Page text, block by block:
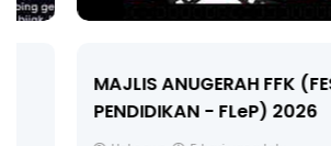
MAJLIS ANUGERAH FFK
PENDIDIKAN - FLeP) 2026